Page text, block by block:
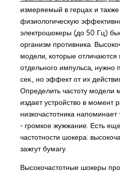
измеряемый в герцах и
физиологическую
электрошокеры (до 50 Гц)
организм противника.
модели, которые отличаются
отдельного импульса,
сек., но эффект от их
Определить частоту модели
издает устройство в момент
низкочастотника напоминает
- громкое жужжание. Есть
частотности шокера:
зажгут бумагу.
Высокочастотные шокеры